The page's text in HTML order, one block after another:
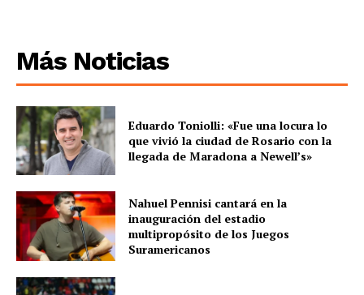
Más Noticias
Eduardo Toniolli: «Fue una locura lo
que vivió la ciudad de Rosario con la
llegada de Maradona a Newell’s»
Nahuel Pennisi cantará en la
inauguración del estadio
multipropósito de los Juegos
Suramericanos